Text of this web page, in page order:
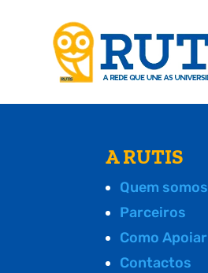
A RUTIS
Quem somos
Parceiros
Como Apoiar
Contactos